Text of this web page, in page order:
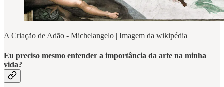
A Criação de Adão - Michelangelo | Imagem da wikipédia
Eu preciso mesmo entender a importância da arte na minha
vida?